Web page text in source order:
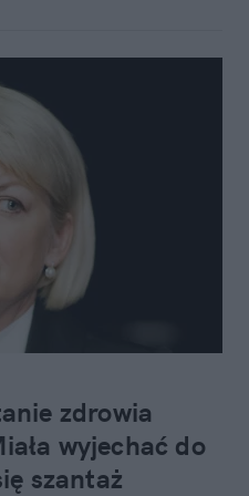
zdrowia
wyjechać do
szantaż